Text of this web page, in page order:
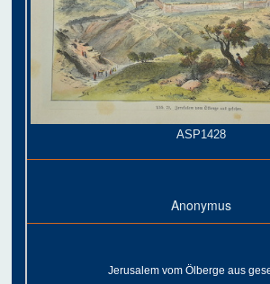
ASP1428
Anonymus
Jerusalem vom Ölberge aus